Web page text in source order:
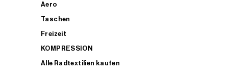
Aero
Taschen
Freizeit
KOMPRESSION
Alle Radtextilien kaufen